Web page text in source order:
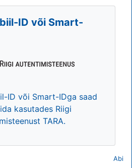
ID või Smart-
ID või Smart-IDga saad
kasutades Riigi
TARA.
Abi